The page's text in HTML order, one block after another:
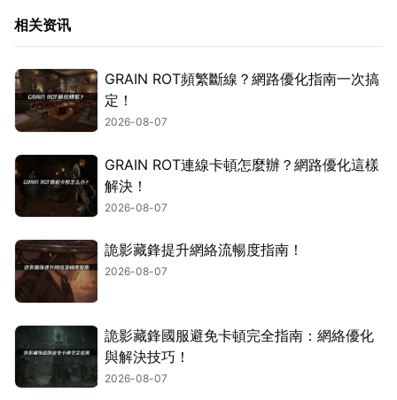
相关资讯
GRAIN ROT頻繁斷線？網路優化指南一次搞
定！
2026-08-07
GRAIN ROT連線卡頓怎麼辦？網路優化這樣
解決！
2026-08-07
詭影藏鋒提升網絡流暢度指南！
2026-08-07
詭影藏鋒國服避免卡頓完全指南：網絡優化
與解決技巧！
2026-08-07